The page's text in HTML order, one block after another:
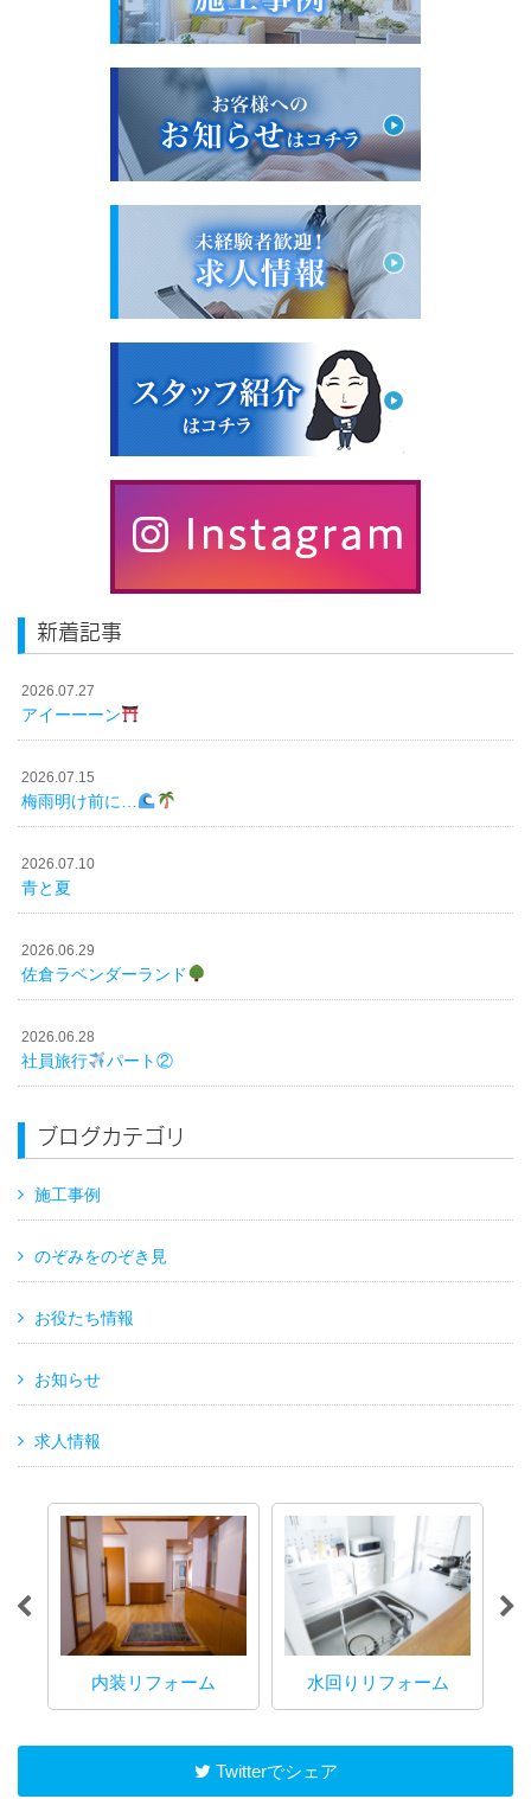
新着記事
2026.07.27
アイーーーン
2026.07.15
梅雨明け前に…
2026.07.10
青と夏
2026.06.29
佐倉ラベンダーランド
2026.06.28
社員旅行 パート②
ブログカテゴリ
施工事例
のぞみをのぞき見
お役たち情報
お知らせ
求人情報
内装リフォーム 水回りリフォーム
Twitterでシェア